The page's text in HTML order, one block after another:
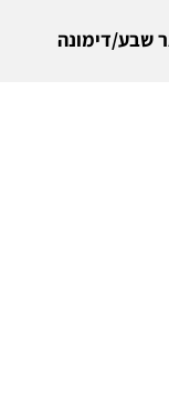
שבע/דימונה